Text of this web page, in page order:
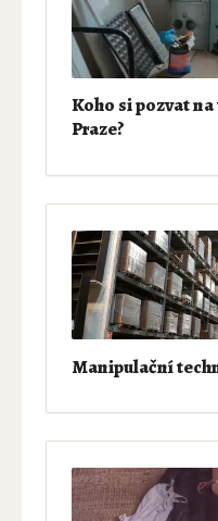
Koho si pozvat
Praze?
Manipulační